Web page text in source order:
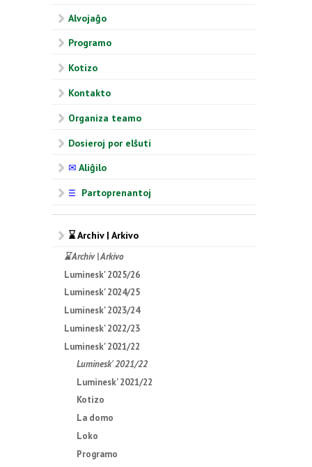
Alvojaĝo
Programo
Kotizo
Kontakto
Organiza teamo
Dosieroj por elŝuti
✉ Aliĝilo
☰ Partoprenantoj
⌛ Archiv | Arkivo
⌛ Archiv | Arkivo
Luminesk' 2025/26
Luminesk' 2024/25
Luminesk' 2023/24
Luminesk' 2022/23
Luminesk' 2021/22
Luminesk' 2021/22
Luminesk' 2021/22
Kotizo
La domo
Loko
Programo